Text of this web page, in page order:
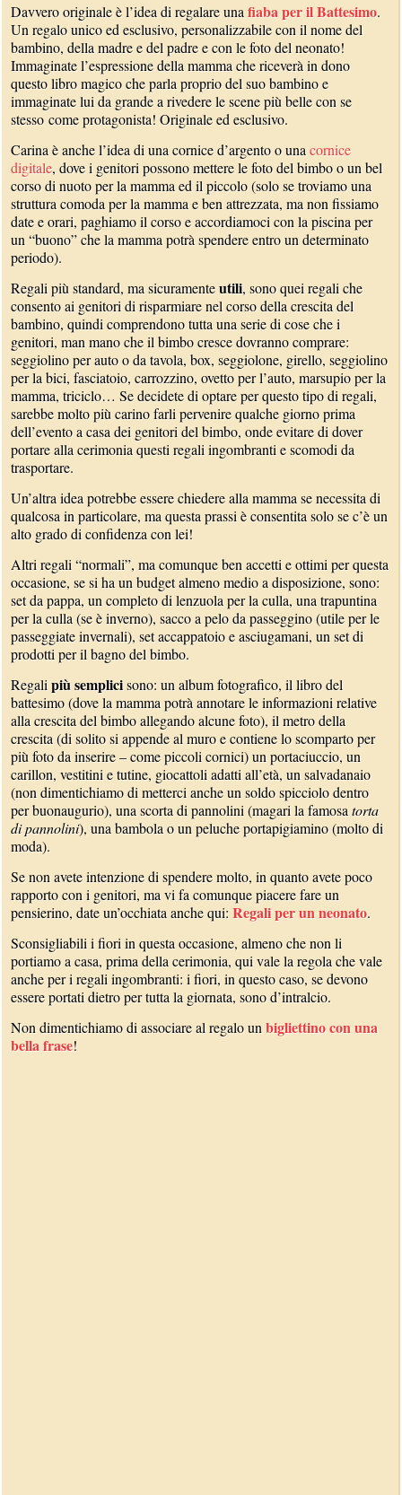
Davvero originale è l’idea di regalare una fiaba per il Battesimo.
Un regalo unico ed esclusivo, personalizzabile con il nome del
bambino, della madre e del padre e con le foto del neonato!
Immaginate l’espressione della mamma che riceverà in dono
questo libro magico che parla proprio del suo bambino e
immaginate lui da grande a rivedere le scene più belle con se
stesso come protagonista! Originale ed esclusivo.
Carina è anche l’idea di una cornice d’argento o unacornice
digitale, dove i genitori possono mettere le foto del bimbo o un bel
corso di nuoto per la mamma ed il piccolo (solo se troviamo una
struttura comoda per la mamma e ben attrezzata, ma non fissiamo
date e orari, paghiamo il corso e accordiamoci con la piscina per
un “buono” che la mamma potrà spendere entro un determinato
periodo).
Regali più standard, ma sicuramenteutili, sono quei regali che
consento ai genitori di risparmiare nel corso della crescita del
bambino, quindi comprendono tutta una serie di cose che i
genitori, man mano che il bimbo cresce dovranno comprare:
seggiolino per auto o da tavola, box, seggiolone, girello, seggiolino
per la bici, fasciatoio, carrozzino, ovetto per l’auto, marsupio per la
mamma, triciclo… Se decidete di optare per questo tipo di regali,
sarebbe molto più carino farli pervenire qualche giorno prima
dell’evento a casa dei genitori del bimbo, onde evitare di dover
portare alla cerimonia questi regali ingombranti e scomodi da
trasportare.
Un’altra idea potrebbe essere chiedere alla mamma se necessita di
qualcosa in particolare, ma questa prassi è consentita solo se c’è un
alto grado di confidenza con lei!
Altri regali “normali”, ma comunque ben accetti e ottimi per questa
occasione, se si ha un budget almeno medio a disposizione, sono:
set da pappa, un completo di lenzuola per la culla, una trapuntina
per la culla (se è inverno), sacco a pelo da passeggino (utile per le
passeggiate invernali), set accappatoio e asciugamani, un set di
prodotti per il bagno del bimbo.
Regalipiù semplicisono: un album fotografico, il libro del
battesimo (dove la mamma potrà annotare le informazioni relative
alla crescita del bimbo allegando alcune foto), il metro della
crescita (di solito si appende al muro e contiene lo scomparto per
più foto da inserire – come piccoli cornici) un portaciuccio, un
carillon, vestitini e tutine, giocattoli adatti all’età, un salvadanaio
(non dimentichiamo di metterci anche un soldo spicciolo dentro
per buonaugurio), una scorta di pannolini (magari la famosatorta
di pannolini), una bambola o un peluche portapigiamino (molto di
moda).
Se non avete intenzione di spendere molto, in quanto avete poco
rapporto con i genitori, ma vi fa comunque piacere fare un
pensierino, date un’occhiata anche qui:Regali per un neonato.
Sconsigliabili i fiori in questa occasione, almeno che non li
portiamo a casa, prima della cerimonia, qui vale la regola che vale
anche per i regali ingombranti: i fiori, in questo caso, se devono
essere portati dietro per tutta la giornata, sono d’intralcio.
Non dimentichiamo di associare al regalo unbigliettino con una
bella frase!